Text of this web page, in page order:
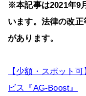
※本記事は2021年9
います。法律の改
があります。
【少額・スポット
ビス『AG-Boost』